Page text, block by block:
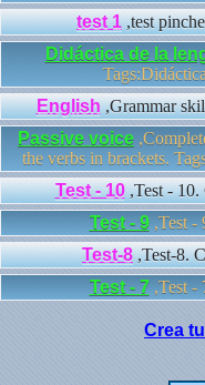
test 1,test
Didáctica de la
English,Grammar
Passive voice
the verbs in brackets.
Test - 10,Test - 10.
Test - 9,Test -
Test-8,Test-8.
Test - 7,Test -
Crea